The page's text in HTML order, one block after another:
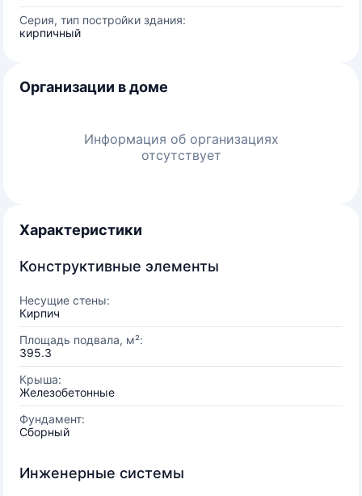
Серия, тип постройки здания:
кирпичный
Организации в доме
Информация об организациях
отсутствует
Характеристики
Конструктивные элементы
Несущие стены:
Кирпич
Площадь подвала, м²:
395.3
Крыша:
Железобетонные
Фундамент:
Сборный
Инженерные системы